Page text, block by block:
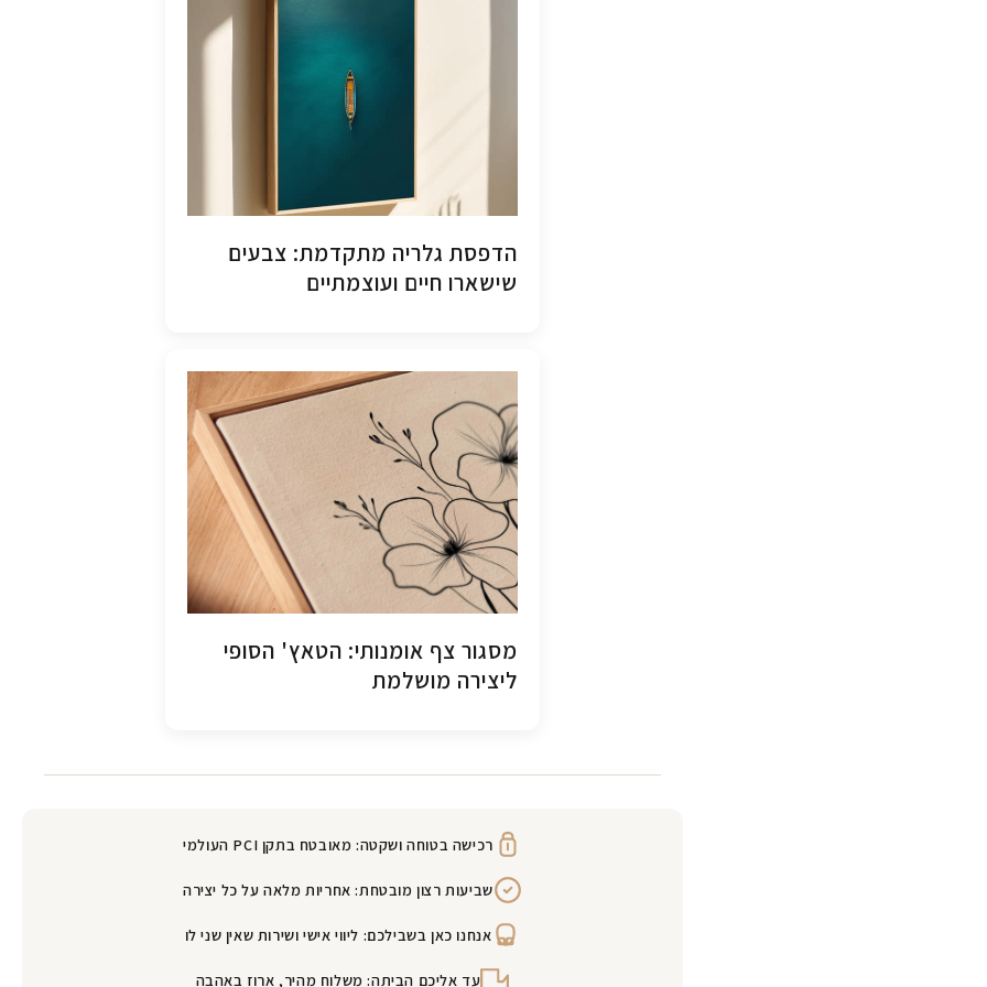
הדפסת גלריה מתקדמת: צבעים
שישארו חיים ועוצמתיים
מסגור צף אומנותי: הטאץ' הסופי
ליצירה מושלמת
רכישה בטוחה ושקטה: מאובטח בתקן PCI העולמי
שביעות רצון מובטחת: אחריות מלאה על כל יצירה
אנחנו כאן בשבילכם: ליווי אישי ושירות שאין שני לו
עד אליכם הביתה: משלוח מהיר, ארוז באהבה